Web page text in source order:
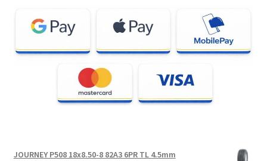
JOURNEY P508 18x8.50-8 82A3 6PR TL 4.5mm